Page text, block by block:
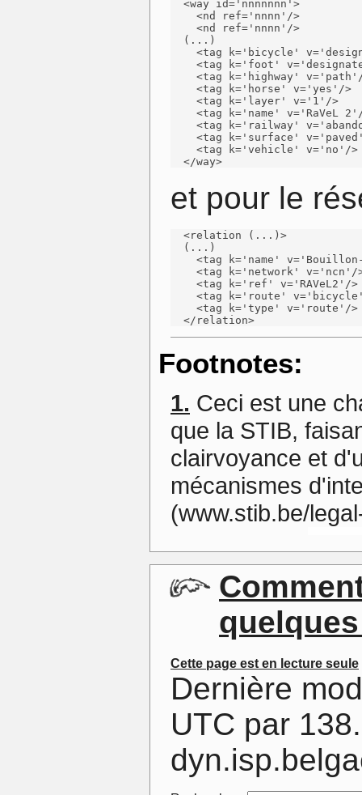
  <way id='nnnnnnn'>
    <nd ref='nnnn'/>
    <nd ref='nnnn'/>
  (...)
<tag k='bicycle'
<tag k='foot'
<tag k='highway'
    <tag k='horse' v='yes'/>
    <tag k='layer' v='1'/>
<tag k='name' v='RaVeL
<tag k='railway'
<tag k='surface'
    <tag k='vehicle' v='no'/>
  </way>
et pour le
  <relation (...)>
  (...)
<tag k='name'
<tag k='network' v='ncn'/
    <tag k='ref' v='RAVeL2'/>
<tag k='route'
    <tag k='type' v='route'/>
  </relation>
Footnotes:
1. Ceci est une
que la STIB,
clairvoyance et
mécanismes
(www.stib.be/
Cette page est en lecture seule
Dernière
UTC par